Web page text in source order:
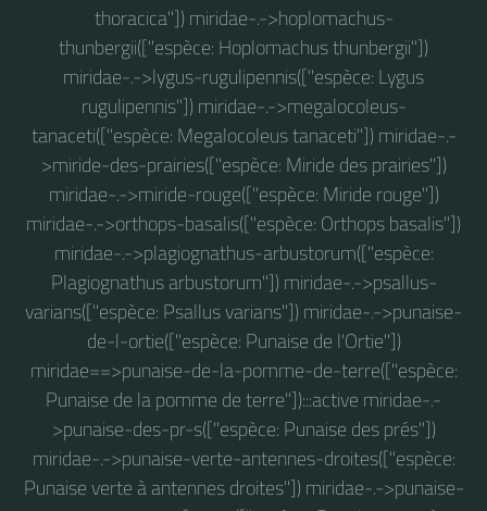
thoracica"]) miridae-.->hoplomachus-
thunbergii(["espèce: Hoplomachus thunbergii"])
miridae-.->lygus-rugulipennis(["espèce: Lygus
rugulipennis"]) miridae-.->megalocoleus-
tanaceti(["espèce: Megalocoleus tanaceti"]) miridae-.-
>miride-des-prairies(["espèce: Miride des prairies"])
miridae-.->miride-rouge(["espèce: Miride rouge"])
miridae-.->orthops-basalis(["espèce: Orthops basalis"])
miridae-.->plagiognathus-arbustorum(["espèce:
Plagiognathus arbustorum"]) miridae-.->psallus-
varians(["espèce: Psallus varians"]) miridae-.->punaise-
de-l-ortie(["espèce: Punaise de l'Ortie"])
miridae==>punaise-de-la-pomme-de-terre(["espèce:
Punaise de la pomme de terre"]):::active miridae-.-
>punaise-des-pr-s(["espèce: Punaise des prés"])
miridae-.->punaise-verte-antennes-droites(["espèce:
Punaise verte à antennes droites"]) miridae-.->punaise-